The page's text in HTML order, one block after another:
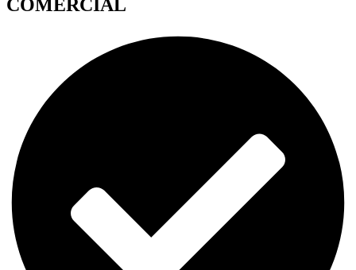
COMERCIAL